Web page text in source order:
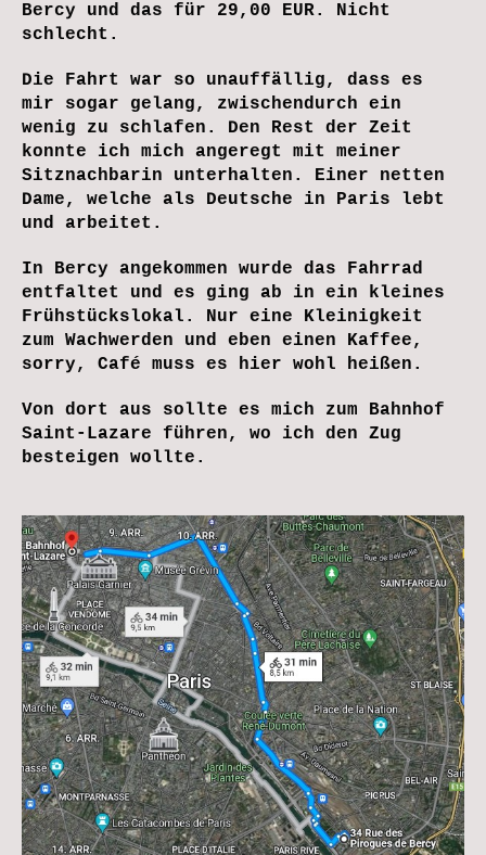
Bercy und das für 29,00 EUR. Nicht
schlecht.
Die Fahrt war so unauffällig, dass es
mir sogar gelang, zwischendurch ein
wenig zu schlafen. Den Rest der Zeit
konnte ich mich angeregt mit meiner
Sitznachbarin unterhalten. Einer netten
Dame, welche als Deutsche in Paris lebt
und arbeitet.
In Bercy angekommen wurde das Fahrrad
entfaltet und es ging ab in ein kleines
Frühstückslokal. Nur eine Kleinigkeit
zum Wachwerden und eben einen Kaffee,
sorry, Café muss es hier wohl heißen.
Von dort aus sollte es mich zum Bahnhof
Saint-Lazare führen, wo ich den Zug
besteigen wollte.